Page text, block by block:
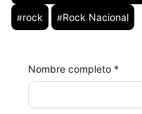
#rock #Rock Nacional
Nombre completo *